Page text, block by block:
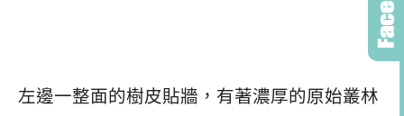
左邊一整面的樹皮貼牆，有著濃厚的原始叢林